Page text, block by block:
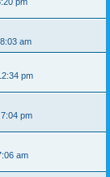
am
pm
pm
am